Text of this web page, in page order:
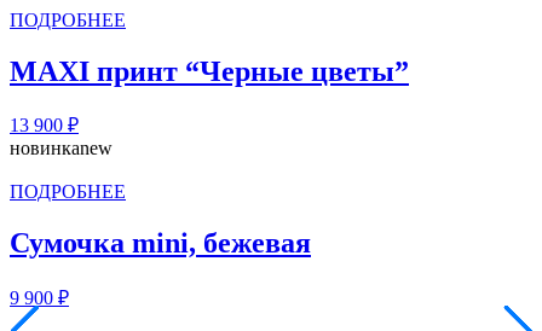
ПОДРОБНЕЕ
MAXI принт “Черные цветы”
13 900 ₽
новинкаnew
ПОДРОБНЕЕ
Сумочка mini, бежевая
9 900 ₽